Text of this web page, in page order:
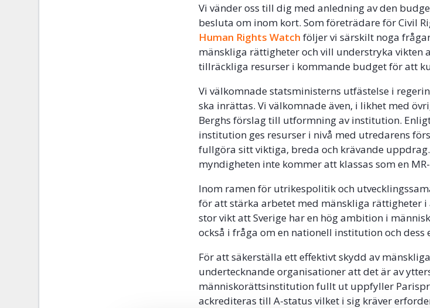
Vi vänder oss till dig med anledning av den
besluta om inom kort. Som företrädare för Civil
Human Rights Watch följer vi särskilt noga
mänskliga rättigheter och vill understryka vikten
tillräckliga resurser i kommande budget för att
Vi välkomnade statsministerns utfästelse i
ska inrättas. Vi välkomnade även, i likhet med
Berghs förslag till utformning av institution.
institution ges resurser i nivå med utredarens
fullgöra sitt viktiga, breda och krävande
myndigheten inte kommer att klassas som en
Inom ramen för utrikespolitik och
för att stärka arbetet med mänskliga rättigheter
stor vikt att Sverige har en hög ambition i
också i fråga om en nationell institution och
För att säkerställa ett effektivt skydd av
undertecknande organisationer att det är av
människorättsinstitution fullt ut uppfyller
ackrediteras till A-status vilket i sig kräver